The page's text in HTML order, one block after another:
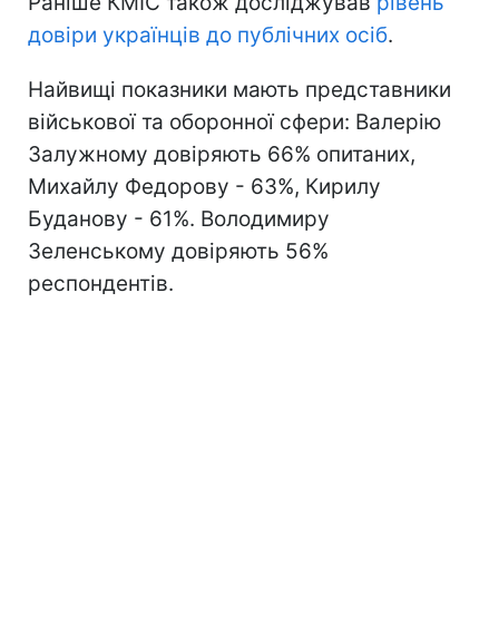
довіри українців до публічних осіб.
Найвищі показники мають представники
військової та оборонної сфери: Валерію
Залужному довіряють 66% опитаних,
Михайлу Федорову - 63%, Кирилу
Буданову - 61%. Володимиру
Зеленському довіряють 56%
респондентів.